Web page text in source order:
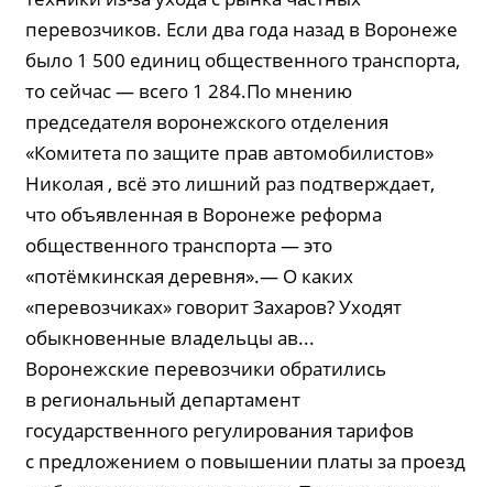
перевозчиков. Если два года назад в Воронеже
было 1 500 единиц общественного транспорта,
то сейчас — всего 1 284.По мнению
председателя воронежского отделения
«Комитета по защите прав автомобилистов»
Николая , всё это лишний раз подтверждает,
что объявленная в Воронеже реформа
общественного транспорта — это
«потёмкинская деревня».— О каких
«перевозчиках» говорит Захаров? Уходят
обыкновенные владельцы ав...
Воронежские перевозчики обратились
в региональный департамент
государственного регулирования тарифов
с предложением о повышении платы за проезд